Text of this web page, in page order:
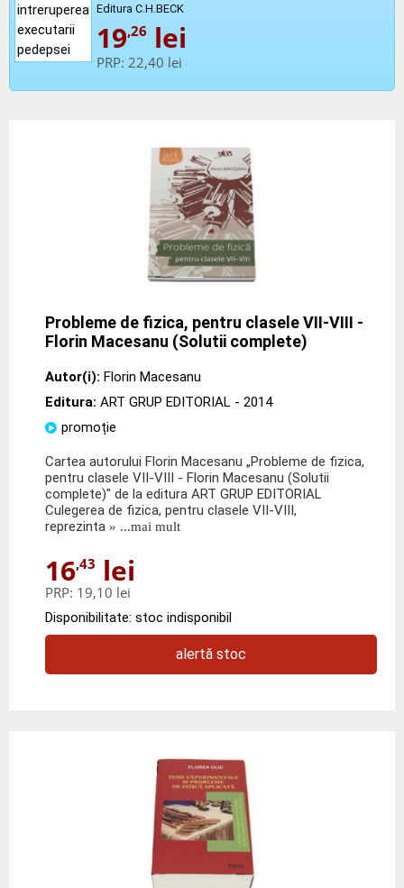
Editura C.H.BECK
19,26 lei
PRP: 22,40 lei
Probleme de fizica, pentru clasele VII-VIII -
Florin Macesanu (Solutii complete)
Autor(i): Florin Macesanu
Editura: ART GRUP EDITORIAL - 2014
promoție
Cartea autorului Florin Macesanu „Probleme de fizica,
pentru clasele VII-VIII - Florin Macesanu (Solutii
complete)" de la editura ART GRUP EDITORIAL
Culegerea de fizica, pentru clasele VII-VIII,
reprezinta » ...mai mult
16,43 lei
PRP: 19,10 lei
Disponibilitate: stoc indisponibil
alertă stoc